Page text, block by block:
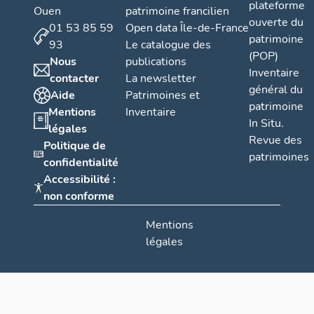
Ouen
01 53 85 59
93
Nous
contacter
Aide
Mentions
légales
Politique de
confidentialité
Accessibilité :
non conforme
patrimoine francilien
Open data Île-de-France
Le catalogue des
publications
La newsletter
Patrimoines et
Inventaire
plateforme
ouverte du
patrimoine
(POP)
Inventaire
général du
patrimoine
In Situ.
Revue des
patrimoines
Mentions
légales